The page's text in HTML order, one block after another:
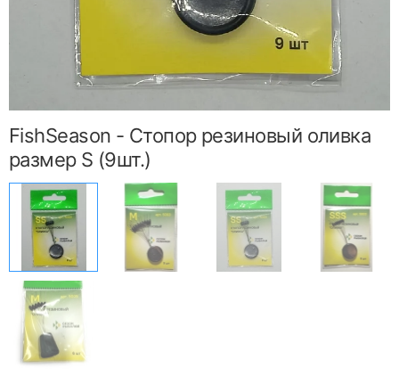
FishSeason - Стопор резиновый оливка
размер S (9шт.)